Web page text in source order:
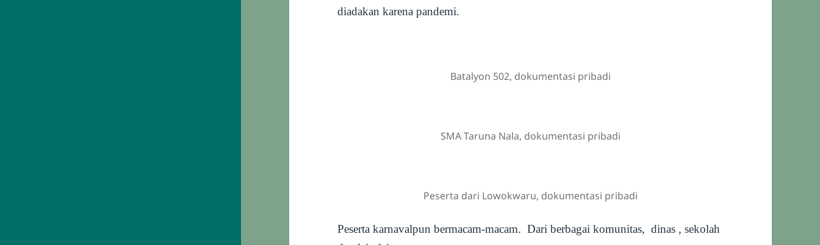
diadakan karena pandemi.
Batalyon 502, dokumentasi pribadi
SMA Taruna Nala, dokumentasi pribadi
Peserta dari Lowokwaru, dokumentasi pribadi
Peserta karnavalpun bermacam-macam. Dari berbagai komunitas, dinas , sekolah